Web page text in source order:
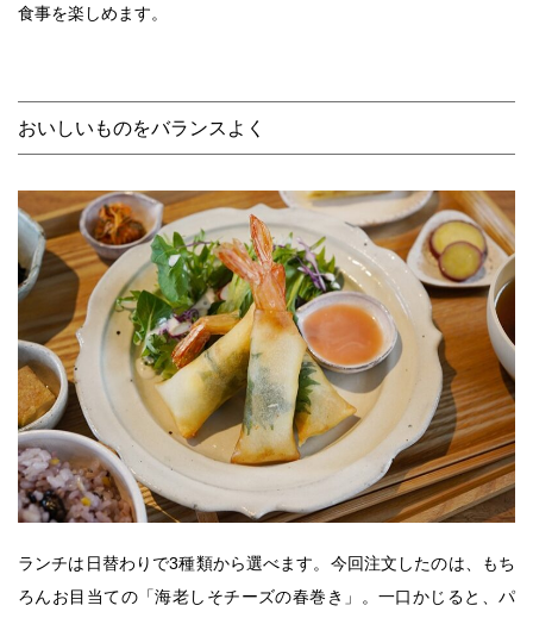
食事を楽しめます。
おいしいものをバランスよく
ランチは日替わりで3種類から選べます。今回注文したのは、もち
ろんお目当ての「海老しそチーズの春巻き」。一口かじると、パ